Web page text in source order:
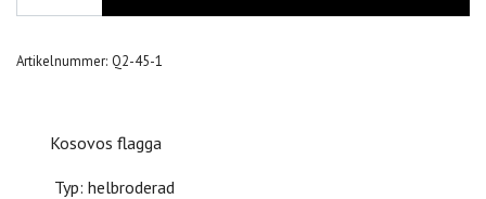
Artikelnummer: Q2-45-1
Kosovos flagga
Typ: helbroderad